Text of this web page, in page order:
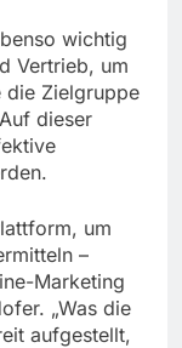
wichtig
Vertrieb, um
die Zielgruppe
dieser
um
–
Marketing
„Was die
aufgestellt,